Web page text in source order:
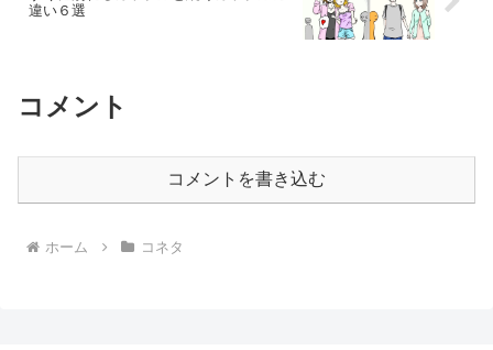
違い６選
コメント
コメントを書き込む
ホーム コネタ